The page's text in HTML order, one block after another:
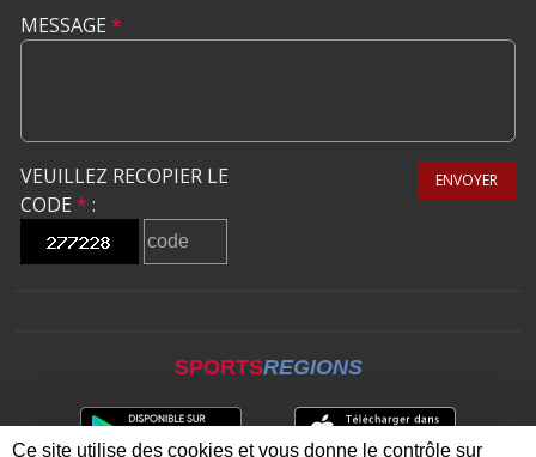
MESSAGE *
VEUILLEZ RECOPIER LE
CODE * :
ENVOYER
SPORTSREGIONS
Ce site utilise des cookies et vous donne le contrôle sur